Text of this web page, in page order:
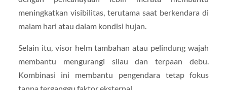
meningkatkan visibilitas, terutama saat berkendara di
malam hari atau dalam kondisi hujan.
Selain itu, visor helm tambahan atau pelindung wajah
membantu mengurangi silau dan terpaan debu.
Kombinasi ini membantu pengendara tetap fokus
tanpa terganggu faktor eksternal.